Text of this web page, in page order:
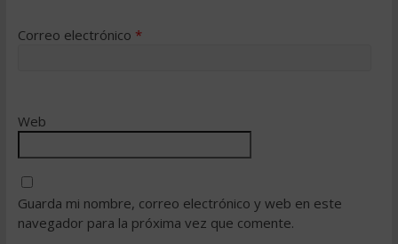
Correo electrónico *
Web
Guarda mi nombre, correo electrónico y web en este
navegador para la próxima vez que comente.